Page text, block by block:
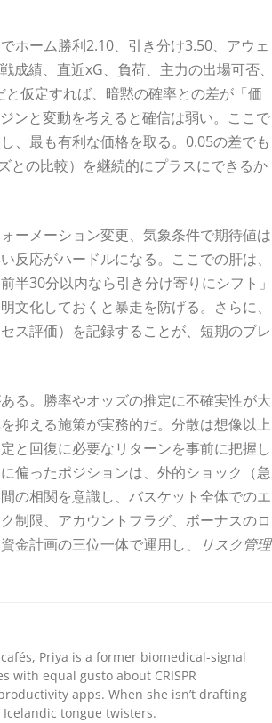
ホーム勝利2.10、引き分け3.50、アウェ
績、直近xG、負荷、主力の出場可否、
仮定すれば、暗黙の確率との差が「価
ンと変動を考えると確信は弱い。ここで
、最も有利な価格を取る。0.05の差でも
との比較）を継続的にプラスにできるか
ーメーション変更、気象条件で期待値は
応がハードルになる。ここでの肝は、
半30分以内なら引き分け寄りにシフト」
化しておくと暴走を防げる。さらに、
ス評価）を記録することが、短期のブレ
る。勝率やオッズの推定に不確実性が大
抑える施策が実務的だ。分散は想像以上
と回復に必要なリターンを事前に把握し
偏ったポジションは、外的ショック（急
の相関を意識し、バスケット全体でのエ
制限、アカウントフラグ、ボーナスのロ
金計画の三位一体で運用し、
リスク管理
Priya is a former biomedical-signal
with equal gusto about CRISPR
apps. When she isn’t drafting
tongue twisters.